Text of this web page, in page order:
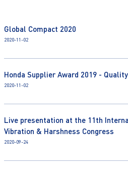
Global Compact 2020
2020-11-02
Honda Supplier Award 2019 -
2020-11-02
Live presentation at the 11th
Vibration & Harshness Congress
2020-09-24